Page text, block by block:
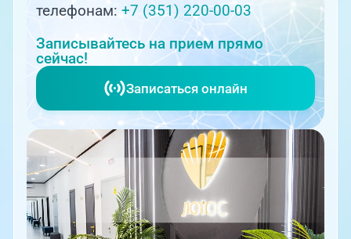
телефонам:+7 (351) 220-00-03
Записывайтесь на прием прямо
сейчас!
Записаться онлайн